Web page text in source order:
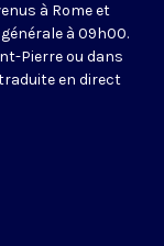
à Rome et
à 09h00.
Pierre ou dans
en direct